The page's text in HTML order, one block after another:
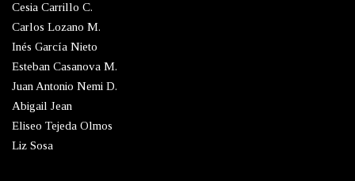
Cesia Carrillo C.
Carlos Lozano M.
Inés García Nieto
Esteban Casanova M.
Juan Antonio Nemi D.
Abigail Jean
Eliseo Tejeda Olmos
Liz Sosa